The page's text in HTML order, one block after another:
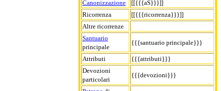
Canonizzazione
[[{{{aS}}}]]
Ricorrenza
[[{{{ricorrenza}}}]]
Altre ricorrenze
Santuario
principale
{{{santuario principale}}}
Attributi
{{{attributi}}}
Devozioni
particolari
{{{devozioni}}}